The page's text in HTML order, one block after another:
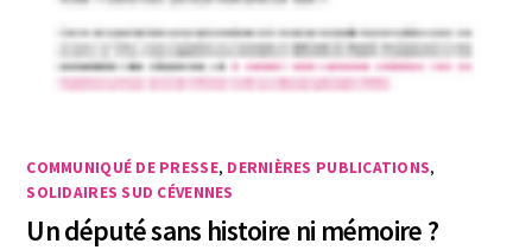
COMMUNIQUÉ DE PRESSE, DERNIÈRES PUBLICATIONS,
SOLIDAIRES SUD CÉVENNES
Un député sans histoire ni mémoire ?